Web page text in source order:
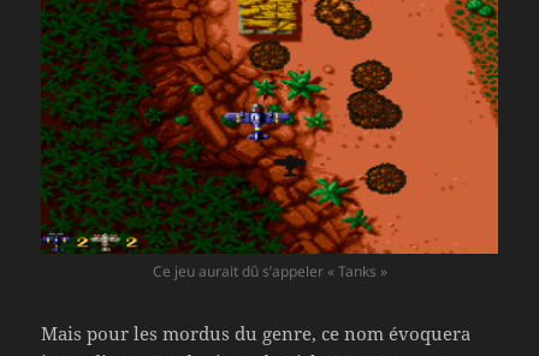
Ce jeu aurait dû s’appeler « Tanks »
Mais pour les mordus du genre, ce nom évoquera